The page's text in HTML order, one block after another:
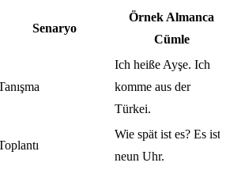
Senaryo
Örnek Almanca
Cümle
Ich heiße Ayşe. Ich
komme aus der
Türkei.
Wie spät ist es? Es ist
neun Uhr.